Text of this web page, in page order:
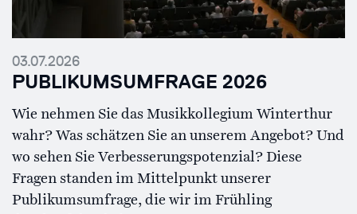
03.07.2026
PUBLIKUMSUMFRAGE 2026
Wie nehmen Sie das Musikkollegium Winterthur
wahr? Was schätzen Sie an unserem Angebot? Und
wo sehen Sie Verbesserungspotenzial? Diese
Fragen standen im Mittelpunkt unserer
Publikumsumfrage, die wir im Frühling